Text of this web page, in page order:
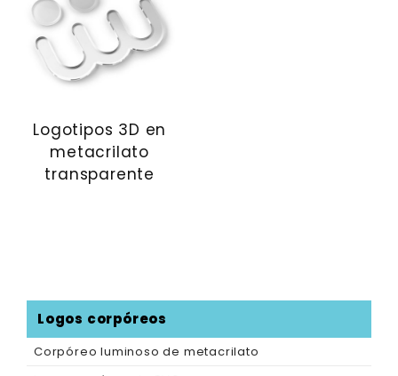
Logos corpóreos
Corpóreo luminoso de metacrilato
Logotipos 3D en
metacrilato
transparente